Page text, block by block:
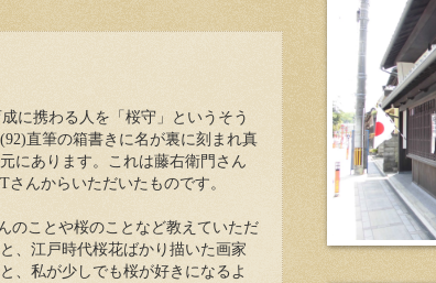
に携わる人を「桜守」というそう
直筆の箱書きに名が裏に刻まれ真
にあります。これは藤右衛門さん
んからいただいたものです。
のことや桜のことなど教えていただ
、江戸時代桜花ばかり描いた画家
、私が少しでも桜が好きになるよ